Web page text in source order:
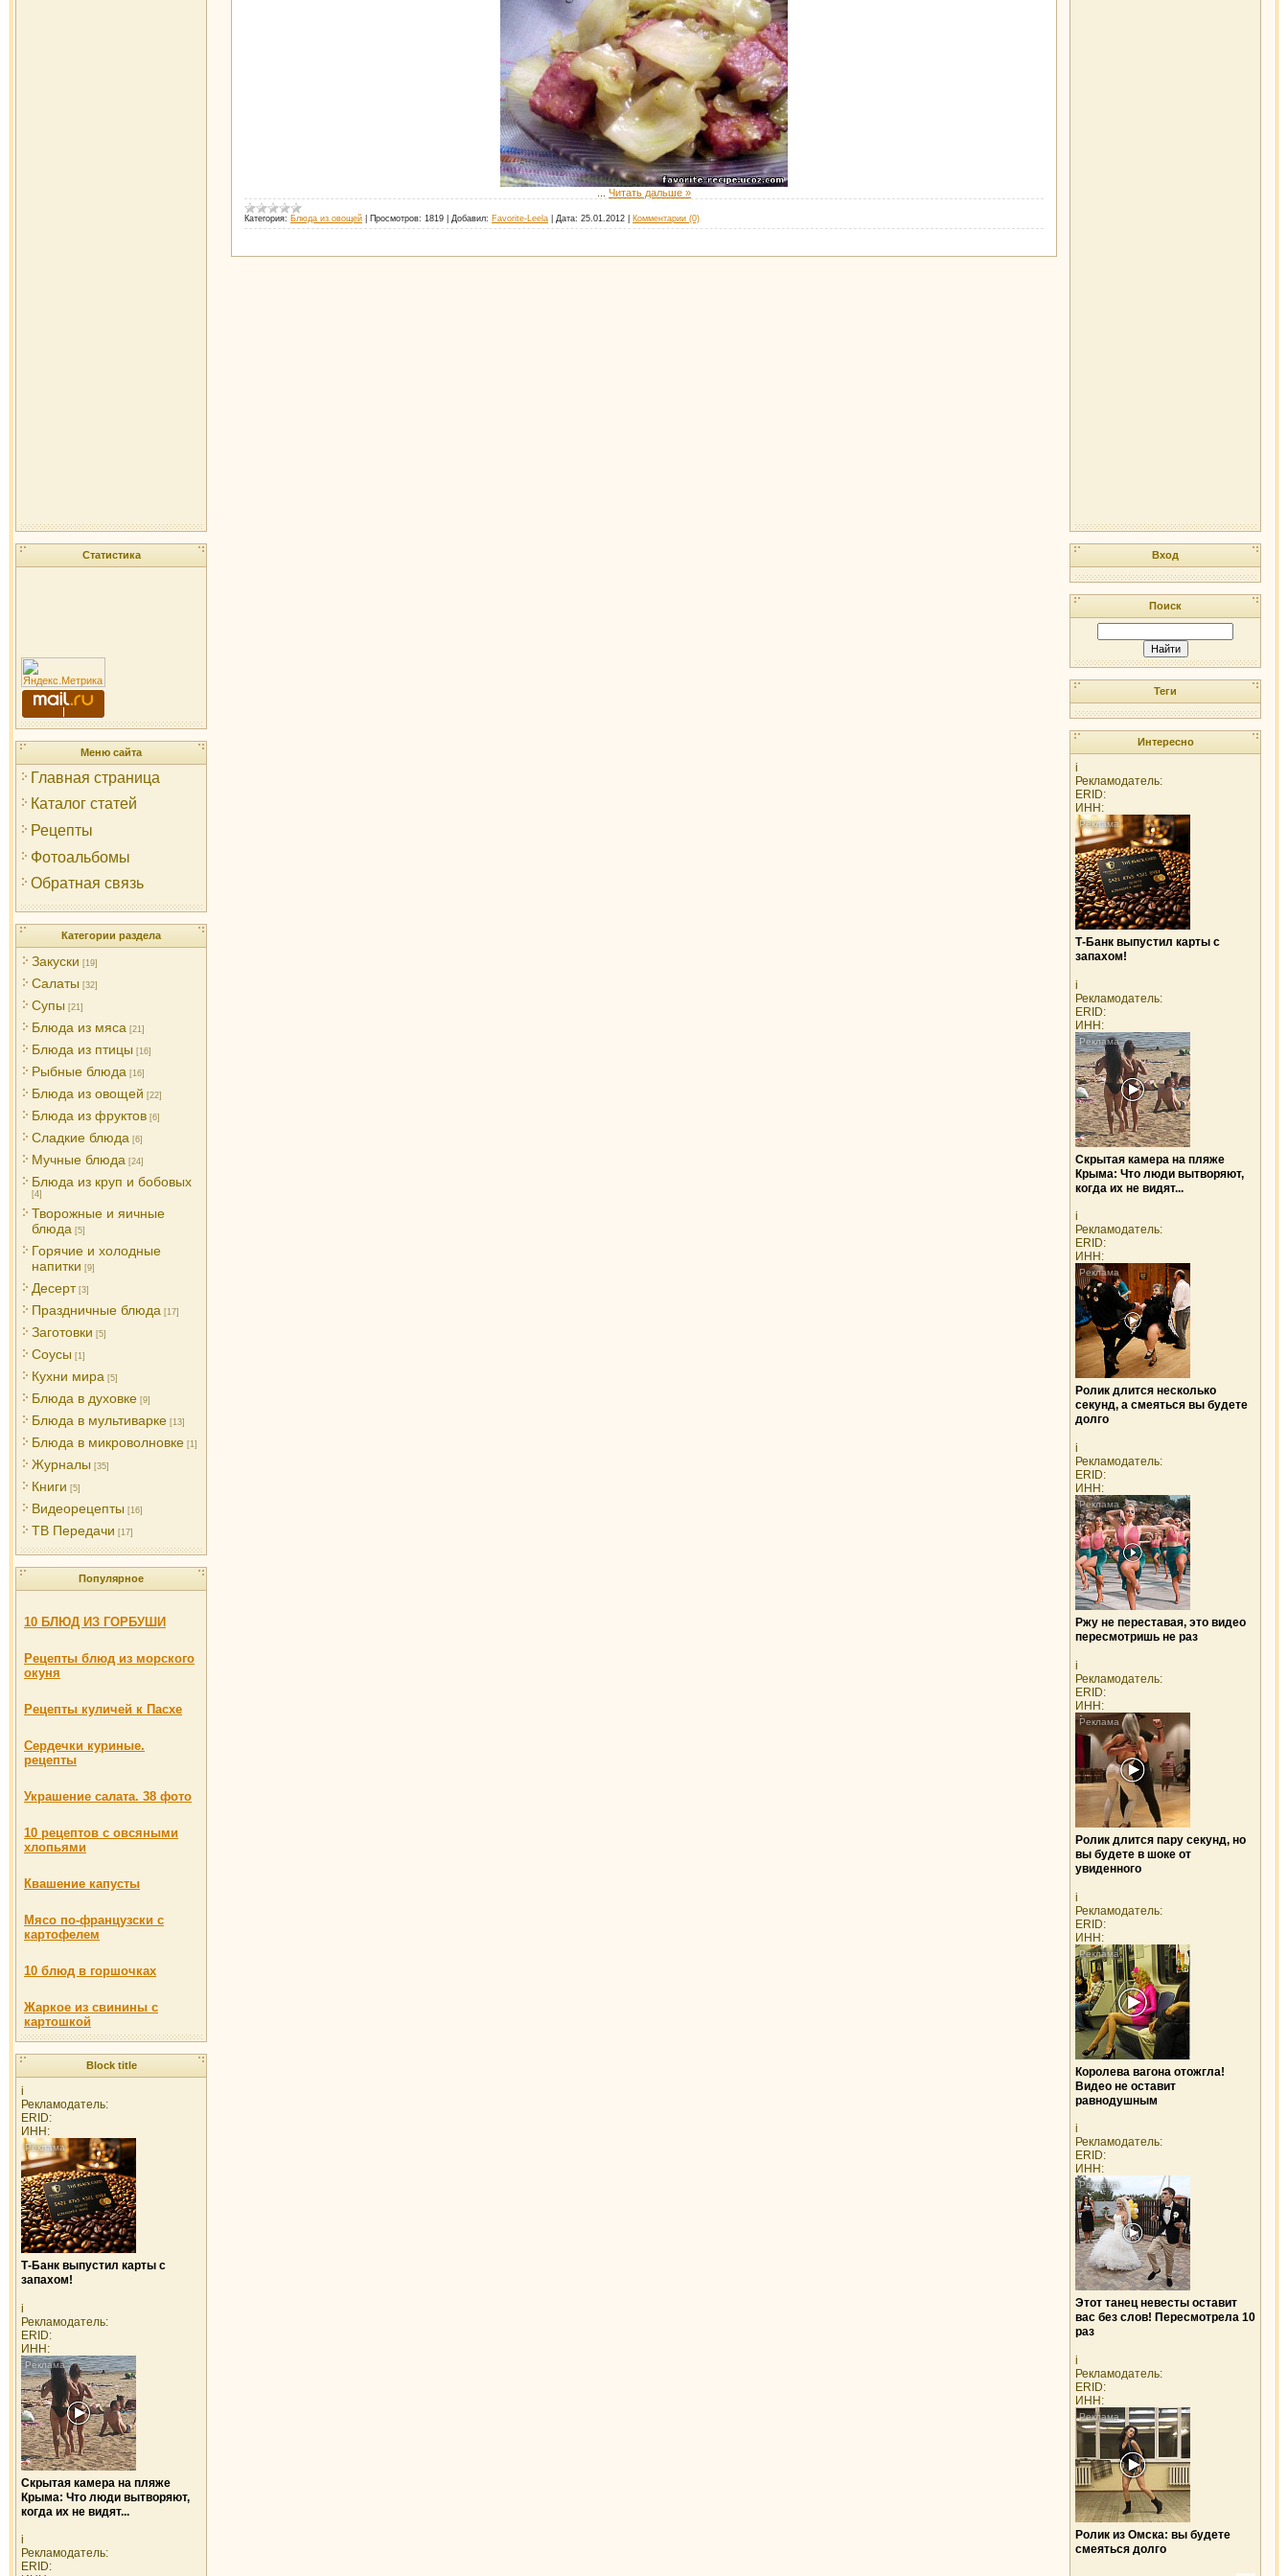
Статистика
Меню сайта
Главная страница
Каталог статей
Рецепты
Фотоальбомы
Обратная связь
Категории раздела
Закуски [19]
Салаты [32]
Супы [21]
Блюда из мяса [21]
Блюда из птицы [16]
Рыбные блюда [16]
Блюда из овощей [22]
Блюда из фруктов [6]
Сладкие блюда [6]
Мучные блюда [24]
Блюда из круп и бобовых
[4]
Творожные и яичные
блюда [5]
Горячие и холодные
напитки [9]
Десерт [3]
Праздничные блюда [17]
Заготовки [5]
Соусы [1]
Кухни мира [5]
Блюда в духовке [9]
Блюда в мультиварке [13]
Блюда в микроволновке [1]
Журналы [35]
Книги [5]
Видеорецепты [16]
ТВ Передачи [17]
Популярное
10 БЛЮД ИЗ ГОРБУШИ
Рецепты блюд из морского
окуня
Рецепты куличей к Пасхе
Сердечки куриные.
рецепты
Украшение салата. 38 фото
10 рецептов с овсяными
хлопьями
Квашение капусты
Мясо по-французски с
картофелем
10 блюд в горшочках
Жаркое из свинины с
картошкой
Block title
i
Рекламодатель:
ERID:
ИНН:
Т-Банк выпустил карты с
запахом!
i
Рекламодатель:
ERID:
ИНН:
Скрытая камера на пляже
Крыма: Что люди вытворяют,
когда их не видят...
i
Рекламодатель:
ERID:
... Читать дальше »
Категория: Блюда из овощей Просмотров: 1819 Добавил: Favorite-Leela Дата: 25.01.2012 Комментарии (0)
Вход
Поиск
Теги
Интересно
i
Рекламодатель:
ERID:
ИНН:
Т-Банк выпустил карты с
запахом!
i
Рекламодатель:
ERID:
ИНН:
Скрытая камера на пляже
Крыма: Что люди вытворяют,
когда их не видят...
i
Рекламодатель:
ERID:
ИНН:
Ролик длится несколько
секунд, а смеяться вы будете
долго
i
Рекламодатель:
ERID:
ИНН:
Ржу не переставая, это видео
пересмотришь не раз
i
Рекламодатель:
ERID:
ИНН:
Ролик длится пару секунд, но
вы будете в шоке от
увиденного
i
Рекламодатель:
ERID:
ИНН:
Королева вагона отожгла!
Видео не оставит
равнодушным
i
Рекламодатель:
ERID:
ИНН:
Этот танец невесты оставит
вас без слов! Пересмотрела 10
раз
i
Рекламодатель:
ERID:
ИНН:
Ролик из Омска: вы будете
смеяться долго